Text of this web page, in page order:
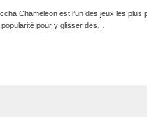
Chameleon est l’un des jeux les plus
pour y glisser des…